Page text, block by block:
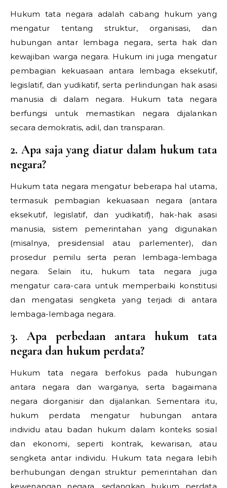
Hukum tata negara adalah cabang hukum yang
mengatur tentang struktur, organisasi, dan
hubungan antar lembaga negara, serta hak dan
kewajiban warga negara. Hukum ini juga mengatur
pembagian kekuasaan antara lembaga eksekutif,
legislatif, dan yudikatif, serta perlindungan hak asasi
manusia di dalam negara. Hukum tata negara
berfungsi untuk memastikan negara dijalankan
secara demokratis, adil, dan transparan.
2. Apa saja yang diatur dalam hukum tata
negara?
Hukum tata negara mengatur beberapa hal utama,
termasuk pembagian kekuasaan negara (antara
eksekutif, legislatif, dan yudikatif), hak-hak asasi
manusia, sistem pemerintahan yang digunakan
(misalnya, presidensial atau parlementer), dan
prosedur pemilu serta peran lembaga-lembaga
negara. Selain itu, hukum tata negara juga
mengatur cara-cara untuk memperbaiki konstitusi
dan mengatasi sengketa yang terjadi di antara
lembaga-lembaga negara.
3. Apa perbedaan antara hukum tata
negara dan hukum perdata?
Hukum tata negara berfokus pada hubungan
antara negara dan warganya, serta bagaimana
negara diorganisir dan dijalankan. Sementara itu,
hukum perdata mengatur hubungan antara
individu atau badan hukum dalam konteks sosial
dan ekonomi, seperti kontrak, kewarisan, atau
sengketa antar individu. Hukum tata negara lebih
berhubungan dengan struktur pemerintahan dan